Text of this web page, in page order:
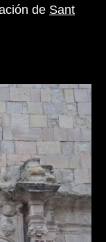
de Sant